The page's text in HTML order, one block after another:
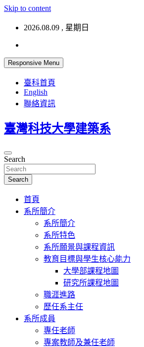
Skip to content
2026.08.09 , 星期日
Responsive Menu
臺科首頁
English
聯絡資訊
臺灣科技大學建築系
Search
Search
首頁
系所簡介
系所簡介
系所特色
系所願景與課程資訊
教育目標與學生核心能力
大學部課程地圖
研究所課程地圖
職涯進路
歷任系主任
系所成員
專任老師
專案教師及兼任老師